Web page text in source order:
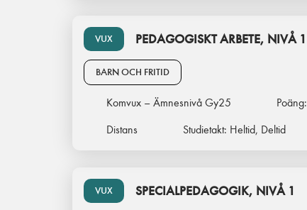
VUX PEDAGOGISKT ARBETE, NIVÅ 1
BARN OCH FRITID
Komvux – Ämnesnivå Gy25 Poäng:
Distans
Studietakt: Heltid, Deltid
VUX SPECIALPEDAGOGIK, NIVÅ 1